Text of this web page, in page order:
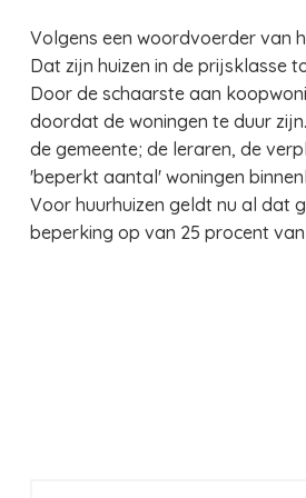
Volgens een woordvoerder van
Dat zijn huizen in de prijsklasse
Door de schaarste aan
doordat de woningen te duur
de gemeente; de leraren, de
'beperkt aantal' woningen
Voor huurhuizen geldt nu al dat
beperking op van 25 procent